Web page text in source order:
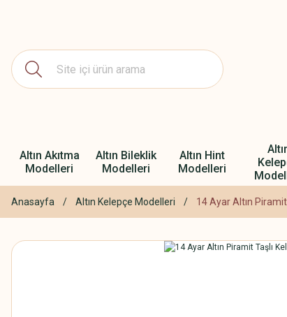
Altın Akıtma
Modelleri
Altın Bileklik
Modelleri
Altın Hint
Modelleri
Anasayfa Altın Kelepçe Modelleri 14 Ayar Altın